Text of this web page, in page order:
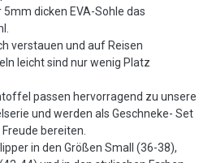
dicken EVA-Sohle das
verstauen und auf Reisen
leicht sind nur wenig Platz
passen hervorragend zu unsere
und werden als Geschneke- Set
bereiten.
in den Größen Small (36-38),